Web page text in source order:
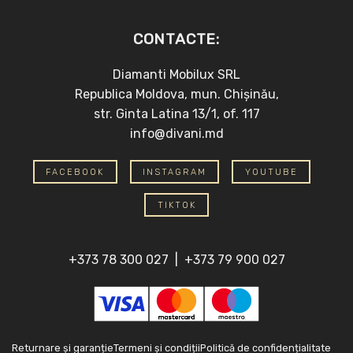
CONTACTE:
Diamanti Mobilux SRL
Republica Moldova, mun. Chișinău,
str. Ginta Latina 13/1, of. 117
info@divani.md
FACEBOOK INSTAGRAM YOUTUBE
TIKTOK
+373 78 300 027 +373 79 900 027
Returnare și garanțieTermeni și condițiiPolitică de confidențialitate